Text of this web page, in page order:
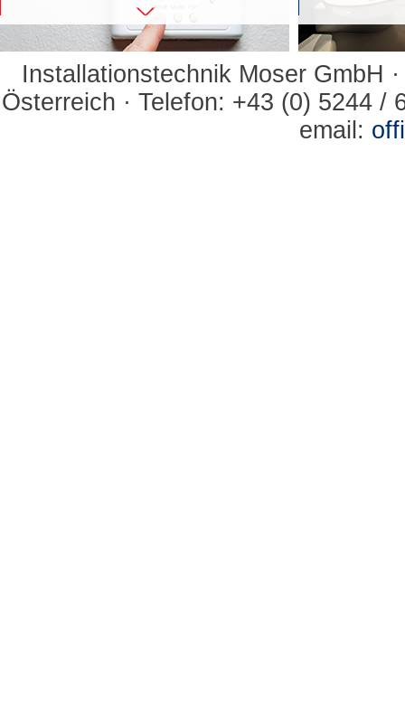
Installationstechnik Moser GmbH
Österreich · Telefon: +43 (0) 5244 /
email: